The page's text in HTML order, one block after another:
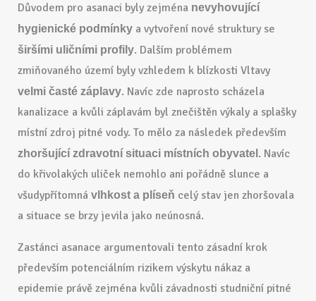
Důvodem pro asanaci byly zejména nevyhovující
hygienické podmínky a vytvoření nové struktury se
širšími uličními profily. Dalším problémem
zmiňovaného území byly vzhledem k blízkosti Vltavy
velmi časté záplavy. Navíc zde naprosto scházela
kanalizace a kvůli záplavám byl znečištěn výkaly a splašky
místní zdroj pitné vody. To mělo za následek především
zhoršující zdravotní situaci místních obyvatel . Navíc
do křivolakých uliček nemohlo ani pořádně slunce a
všudypřítomná vlhkost a plíseň celý stav jen zhoršovala
a situace se brzy jevila jako neúnosná.
Zastánci asanace argumentovali tento zásadní krok
především potenciálním rizikem výskytu nákaz a
epidemie právě zejména kvůli závadnosti studniční pitné